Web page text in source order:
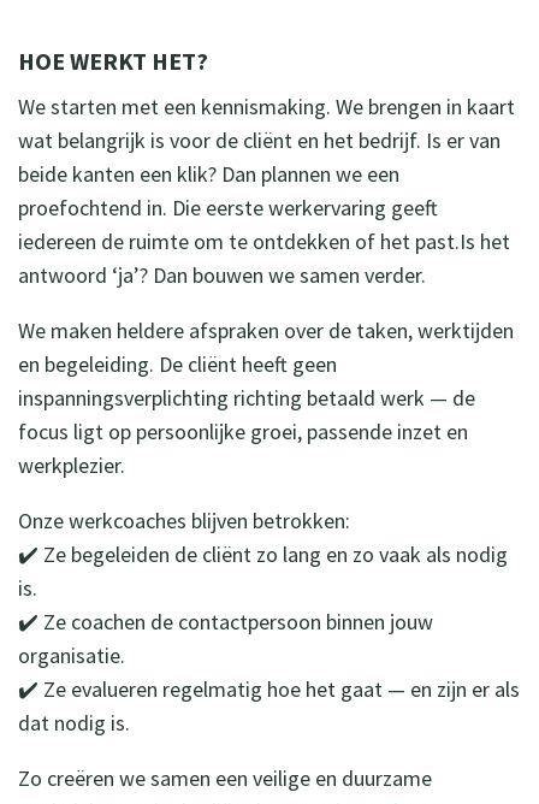
HOE WERKT HET?
We starten met een kennismaking. We brengen in kaart
wat belangrijk is voor de cliënt en het bedrijf. Is er van
beide kanten een klik? Dan plannen we een
proefochtend in. Die eerste werkervaring geeft
iedereen de ruimte om te ontdekken of het past.Is het
antwoord ‘ja’? Dan bouwen we samen verder.
We maken heldere afspraken over de taken, werktijden
en begeleiding. De cliënt heeft geen
inspanningsverplichting richting betaald werk — de
focus ligt op persoonlijke groei, passende inzet en
werkplezier.
Onze werkcoaches blijven betrokken:
✔️ Ze begeleiden de cliënt zo lang en zo vaak als nodig
is.
✔️ Ze coachen de contactpersoon binnen jouw
organisatie.
✔️ Ze evalueren regelmatig hoe het gaat — en zijn er als
dat nodig is.
Zo creëren we samen een veilige en duurzame